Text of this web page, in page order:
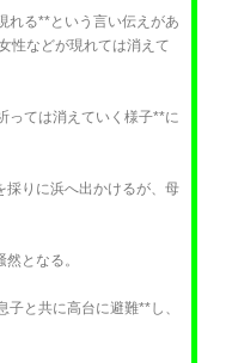
れる**という言い伝えがあ
性などが現れては消えて
っては消えていく様子**に
採りに浜へ出かけるが、母
となる。
と共に高台に避難**し、